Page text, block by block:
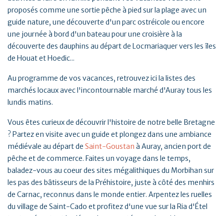
proposés comme une sortie pêche à pied sur la plage avec un
guide nature, une découverte d'un parc ostréicole ou encore
une journée à bord d'un bateau pour une croisière à la
découverte des dauphins au départ de Locmariaquer vers les îles
de Houat et Hoedic...
Au programme de vos vacances, retrouvez ici la listes des
marchés locaux avec l'incontournable marché d'Auray tous les
lundis matins.
Vous êtes curieux de découvrir l'histoire de notre belle Bretagne
? Partez en visite avec un guide et plongez dans une ambiance
médiévale au départ de Saint-Goustan à Auray, ancien port de
pêche et de commerce. Faites un voyage dans le temps,
baladez-vous au coeur des sites mégalithiques du Morbihan sur
les pas des bâtisseurs de la Préhistoire, juste à côté des menhirs
de Carnac, reconnus dans le monde entier. Arpentez les ruelles
du village de Saint-Cado et profitez d'une vue sur la Ria d'Étel